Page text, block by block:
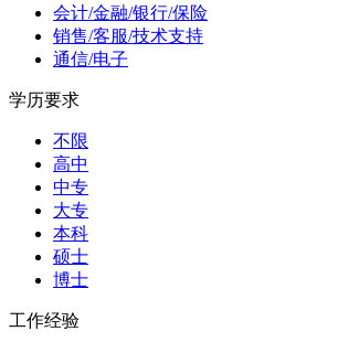
会计/金融/银行/保险
销售/客服/技术支持
通信/电子
学历要求
不限
高中
中专
大专
本科
硕士
博士
工作经验